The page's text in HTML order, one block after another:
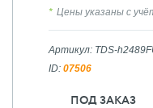
Цены указаны с
Артикул: TDS-
ID: 07506
ПОД ЗАКАЗ